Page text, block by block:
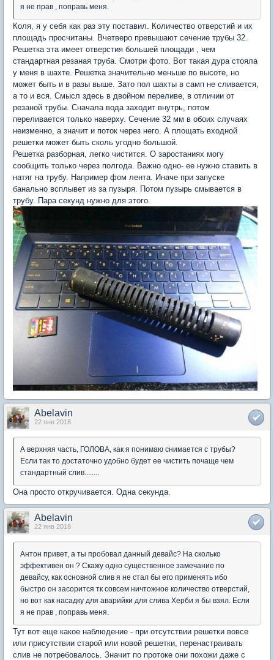
я не прав , поправь меня.
Коля, я у себя как раз эту поставил. Количество отверстий и их
площадь просчитаны. Вчетверо превышают сечение трубы 32.
Решетка эта имеет отверстия большей площади , чем
стандартная резаная труба. Смотри фото. Вот такая дура стояла
у меня в шахте. Решетка значительно меньше по высоте, но
может быть и в разы выше. Зато пол шахты в самп не сливается,
а то и вся. Смысл здесь в двойном переливе, в отличии от
резаной трубы. Сначала вода заходит внутрь, потом
переливается только наверху. Сечение 32 мм в обоих случаях
неизменно, а значит и поток через него. А площать входной
решетки может быть сколь угодно большой.
Решетка разборная, легко чистится. О заростаниях могу
сообщить только через полгода. Важно одно- ее нужно ставить в
натяг на трубу. Например фом лента. Иначе при запуске
банально всплывет из за пузыря. Потом пузырь смывается в
трубу. Пара секунд нужно для этого.
Abelavin
22 янв 2018
А верхняя часть, ГОЛОВА, как я понимаю снимается с трубы?
Если так то достаточно удобно будет ее чистить почаще чем
стандартный слив........
Она просто откручивается. Одна секунда.
Abelavin
22 янв 2018
Антон привет, а ты пробовал данный девайс? На сколько
эффективен он ? Скажу одно существенное замечание по
девайсу, как основной слив я не стал бы его применять ибо
быстро он засорится тк совсем ничтожное количество отверстий,
но вот как насадку для аварийки для слива Херби я бы взял. Если
я не прав , поправь меня.
Тут вот еще какое наблюдение - при отсутствии решетки вовсе
или присутствии старой или новой решетки, перенастраивать
слив не потребовалось. Значит по протоке они похожи даже с